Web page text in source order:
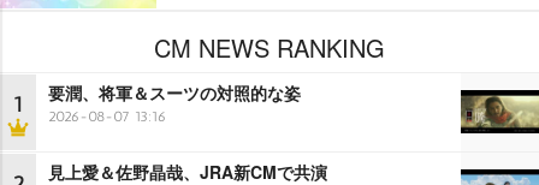
CM NEWS RANKING
1 要潤、将軍＆スーツの対照的な姿
2026-08-07 13:16
見上愛＆佐野晶哉、JRA新CMで共演